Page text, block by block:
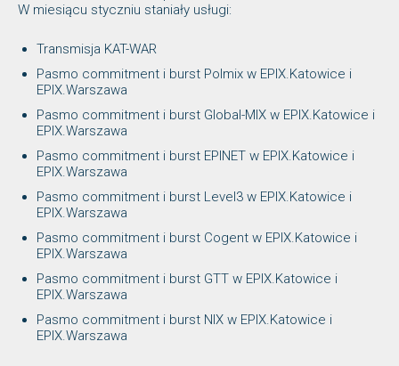
W miesiącu styczniu staniały usługi:
Transmisja KAT-WAR
Pasmo commitment i burst Polmix w EPIX.Katowice i
EPIX.Warszawa
Pasmo commitment i burst Global-MIX w EPIX.Katowice i
EPIX.Warszawa
Pasmo commitment i burst EPINET w EPIX.Katowice i
EPIX.Warszawa
Pasmo commitment i burst Level3 w EPIX.Katowice i
EPIX.Warszawa
Pasmo commitment i burst Cogent w EPIX.Katowice i
EPIX.Warszawa
Pasmo commitment i burst GTT w EPIX.Katowice i
EPIX.Warszawa
Pasmo commitment i burst NIX w EPIX.Katowice i
EPIX.Warszawa